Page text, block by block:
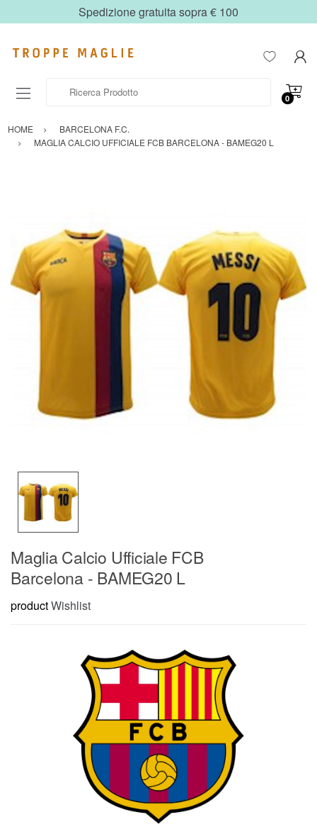
Spedizione gratuita sopra € 100
0
HOME
BARCELONA F.C.
MAGLIA CALCIO UFFICIALE FCB BARCELONA - BAMEG20 L
Maglia Calcio Ufficiale FCB
Barcelona - BAMEG20 L
productWishlist